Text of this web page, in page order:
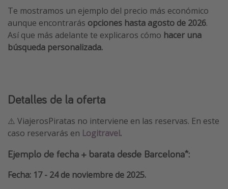
Viaja con musicales
El Rey León el musical
Harry Potter en Londres y otros destinos
Eventos deportivos
Te mostramos un ejemplo del precio más económico
aunque encontrarás opciones hasta agosto de 2026.
Así que más adelante te explicaros cómo hacer una
búsqueda personalizada.
Detalles de la oferta
⚠️ ViajerosPiratas no interviene en las reservas. En este
caso reservarás en Logitravel.
Ejemplo de fecha + barata desde Barcelona*:
Fecha: 17 - 24 de noviembre de 2025.